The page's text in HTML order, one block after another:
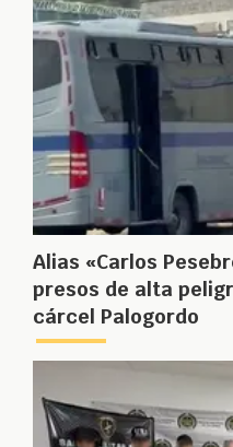
Alias «Carlos
presos de alta
cárcel Palogordo